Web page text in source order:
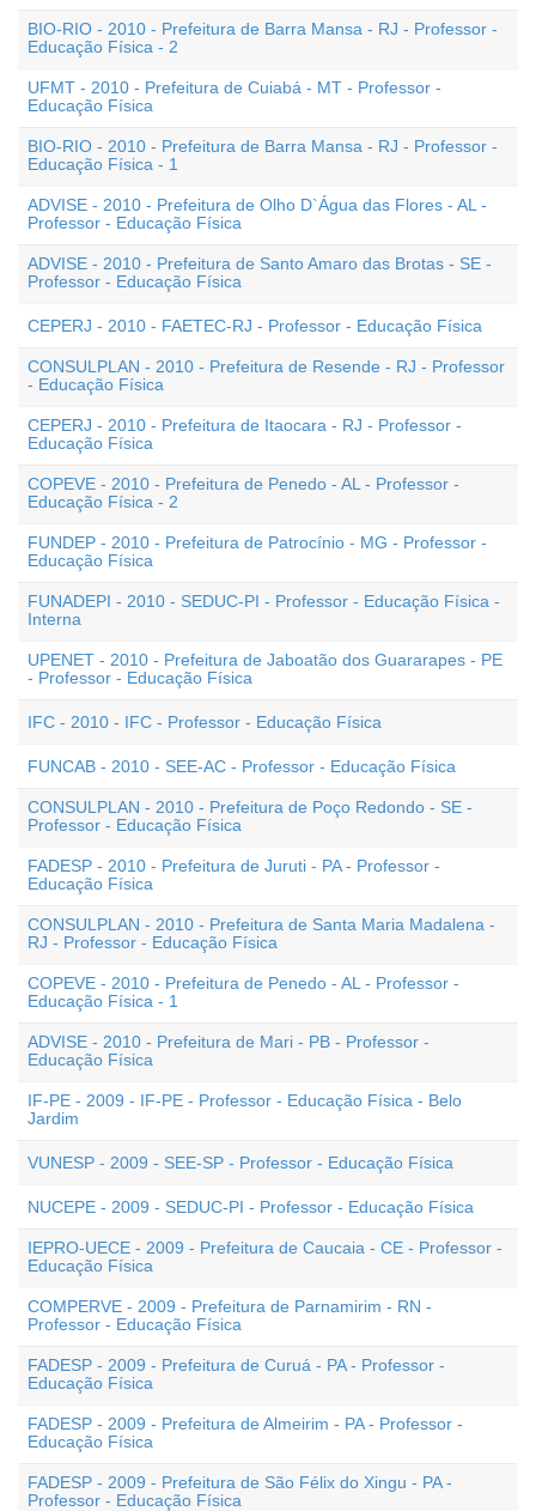
BIO-RIO - 2010 - Prefeitura de Barra Mansa - RJ - Professor -
Educação Física - 2
UFMT - 2010 - Prefeitura de Cuiabá - MT - Professor -
Educação Física
BIO-RIO - 2010 - Prefeitura de Barra Mansa - RJ - Professor -
Educação Física - 1
ADVISE - 2010 - Prefeitura de Olho D`Água das Flores - AL -
Professor - Educação Física
ADVISE - 2010 - Prefeitura de Santo Amaro das Brotas - SE -
Professor - Educação Física
CEPERJ - 2010 - FAETEC-RJ - Professor - Educação Física
CONSULPLAN - 2010 - Prefeitura de Resende - RJ - Professor
- Educação Física
CEPERJ - 2010 - Prefeitura de Itaocara - RJ - Professor -
Educação Física
COPEVE - 2010 - Prefeitura de Penedo - AL - Professor -
Educação Física - 2
FUNDEP - 2010 - Prefeitura de Patrocínio - MG - Professor -
Educação Física
FUNADEPI - 2010 - SEDUC-PI - Professor - Educação Física -
Interna
UPENET - 2010 - Prefeitura de Jaboatão dos Guararapes - PE
- Professor - Educação Física
IFC - 2010 - IFC - Professor - Educação Física
FUNCAB - 2010 - SEE-AC - Professor - Educação Física
CONSULPLAN - 2010 - Prefeitura de Poço Redondo - SE -
Professor - Educação Física
FADESP - 2010 - Prefeitura de Juruti - PA - Professor -
Educação Física
CONSULPLAN - 2010 - Prefeitura de Santa Maria Madalena -
RJ - Professor - Educação Física
COPEVE - 2010 - Prefeitura de Penedo - AL - Professor -
Educação Física - 1
ADVISE - 2010 - Prefeitura de Mari - PB - Professor -
Educação Física
IF-PE - 2009 - IF-PE - Professor - Educação Física - Belo
Jardim
VUNESP - 2009 - SEE-SP - Professor - Educação Física
NUCEPE - 2009 - SEDUC-PI - Professor - Educação Física
IEPRO-UECE - 2009 - Prefeitura de Caucaia - CE - Professor -
Educação Física
COMPERVE - 2009 - Prefeitura de Parnamirim - RN -
Professor - Educação Física
FADESP - 2009 - Prefeitura de Curuá - PA - Professor -
Educação Física
FADESP - 2009 - Prefeitura de Almeirim - PA - Professor -
Educação Física
FADESP - 2009 - Prefeitura de São Félix do Xingu - PA -
Professor - Educação Física